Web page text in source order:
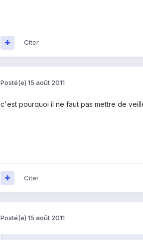
Citer
Posté(e) 15 août 2011
c'est pourquoi il ne faut pas mettre de
Citer
Posté(e) 15 août 2011